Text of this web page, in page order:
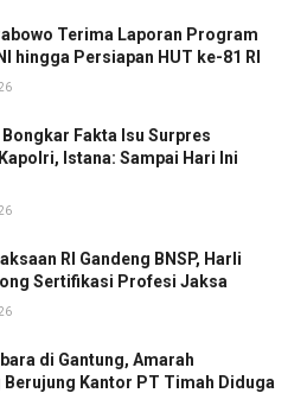
Terima Laporan Program
hingga Persiapan HUT ke-81 RI
Fakta Isu Surpres
Istana: Sampai Hari Ini
RI Gandeng BNSP, Harli
Sertifikasi Profesi Jaksa
di Gantung, Amarah
Berujung Kantor PT Timah Diduga